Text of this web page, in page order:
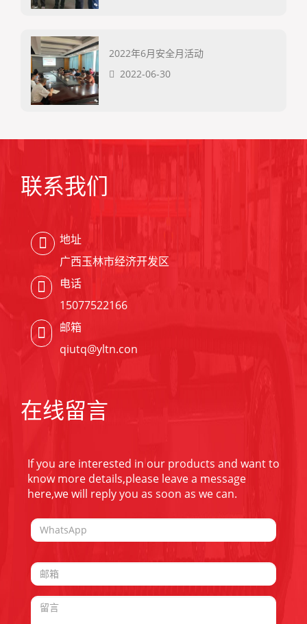
2022年6月安全月活动
2022-06-30
联系我们
地址
广西玉林市经济开发区
电话
15077522166
邮箱
qiutq@yltn.con
在线留言
If you are interested in our products and want to
know more details,please leave a message
here,we will reply you as soon as we can.